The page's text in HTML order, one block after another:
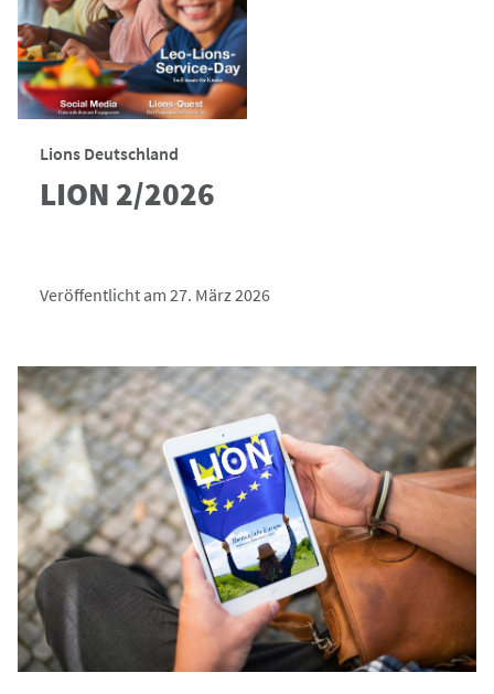
Lions Deutschland
LION 2/2026
Veröffentlicht am 27. März 2026